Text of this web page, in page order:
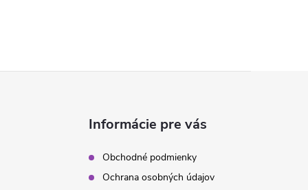
Informácie pre vás
Obchodné podmienky
Ochrana osobných údajov